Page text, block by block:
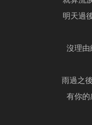
明天過
沒理由
雨過之
有你的